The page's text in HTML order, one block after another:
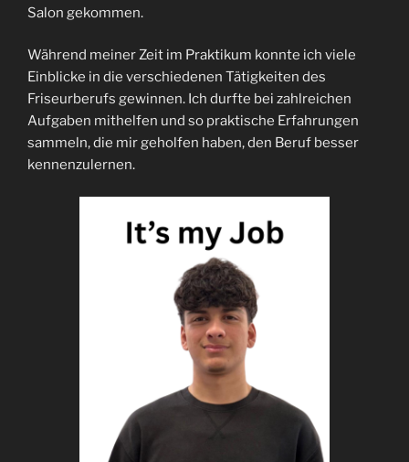
Salon gekommen.
Während meiner Zeit im Praktikum konnte ich viele
Einblicke in die verschiedenen Tätigkeiten des
Friseurberufs gewinnen. Ich durfte bei zahlreichen
Aufgaben mithelfen und so praktische Erfahrungen
sammeln, die mir geholfen haben, den Beruf besser
kennenzulernen.